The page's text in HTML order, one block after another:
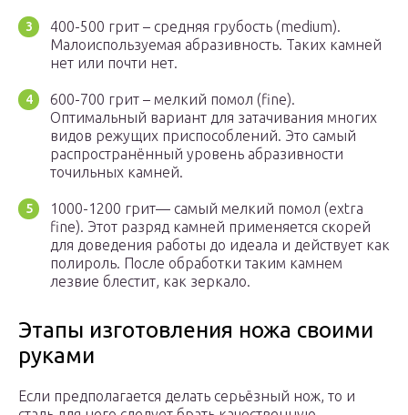
400-500 грит – средняя грубость (medium).
Малоиспользуемая абразивность. Таких камней
нет или почти нет.
600-700 грит – мелкий помол (fine).
Оптимальный вариант для затачивания многих
видов режущих приспособлений. Это самый
распространённый уровень абразивности
точильных камней.
1000-1200 грит— самый мелкий помол (extra
fine). Этот разряд камней применяется скорей
для доведения работы до идеала и действует как
полироль. После обработки таким камнем
лезвие блестит, как зеркало.
Этапы изготовления ножа своими
руками
Если предполагается делать серьёзный нож, то и